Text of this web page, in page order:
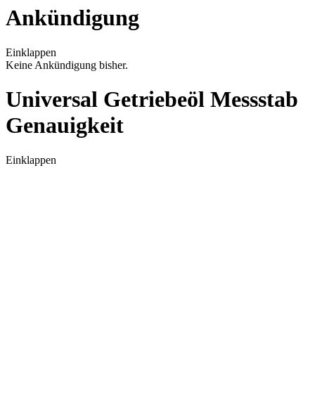
Ankündigung
Einklappen
Keine Ankündigung bisher.
Universal Getriebeöl Messstab
Genauigkeit
Einklappen